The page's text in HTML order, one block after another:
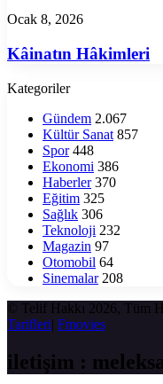
onur
Kâinatın
Ocak 8, 2026
Kâinatın Hâkimleri
Kategoriler
Gündem 2.067
Kültür Sanat 857
Spor 448
Ekonomi 386
Haberler 370
Eğitim 325
Sağlık 306
Teknoloji 232
Magazin 97
Otomobil 64
Sinemalar 208
© Telif Hakkı 2026, Tüm
Tarifleri| Fmovies
iletişim :